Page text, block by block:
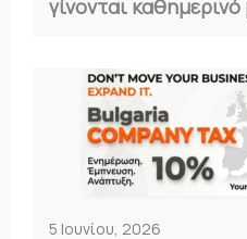
γίνονται
5 Ιουνίου, 2026